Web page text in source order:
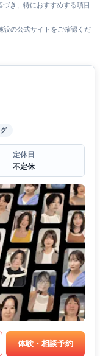
き、特におすすめする項目
設の公式サイトをご確認くだ
定休日
不定休
体験・相談予約